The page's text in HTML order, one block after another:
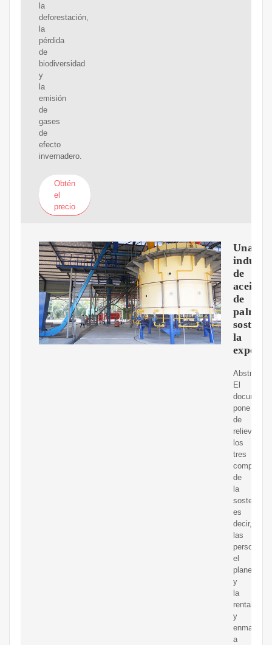
la
deforestación,
la
pérdida
de
biodiversidad
y
la
emisión
de
gases
de
efecto
invernadero.
Obtén
el
precio
Una
de
aceite
de
palma
la
Abstract
El
documento
pone
de
relieve
los
tres
de
la
es
decir,
las
personas,
el
planeta
y
la
y
enmarca
a